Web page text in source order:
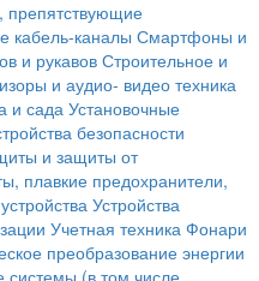
препятствующие
кабель-каналы Смартфоны и
и рукавов Строительное и
и аудио- видео техника
и сада Установочные
безопасности
и защиты от
плавкие предохранители,
Устройства
Учетная техника Фонари
преобразование энергии
системы (в том числе